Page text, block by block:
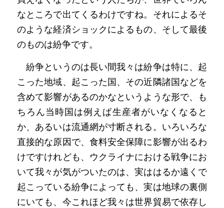
なところで出てくるわけですね。それによるそ
のような経済ショックによるもの、そして最後
のものは紛争です。
紛争というのは長い間我々は紛争は特に、起
こった地域、起こった国、その近隣諸国などを
含めて影響があるのかなというような形で、も
ちろん当時国は例えば生産者がいなくなると
か、あるいは流通網が寸断される。いろいろな
直接的な原因で、食料安全保障に影響が出るわ
けですけれども、ウクライナにおける戦争にお
いて我々が気がついたのは、実ははるか遠くで
起こっている紛争によっても、実は地球の裏側
にいても、今これほど我々は世界貿易で依存し